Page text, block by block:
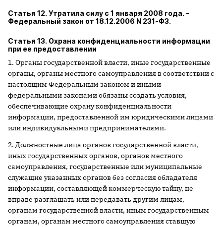
Статья 12. Утратила силу с 1 января 2008 года. -
Федеральный закон от 18.12.2006 N 231-ФЗ.
Статья 13. Охрана конфиденциальности информации
при ее предоставлении
1. Органы государственной власти, иные государственные
органы, органы местного самоуправления в соответствии с
настоящим Федеральным законом и иными
федеральными законами обязаны создать условия,
обеспечивающие охрану конфиденциальности
информации, предоставленной им юридическими лицами
или индивидуальными предпринимателями.
2. Должностные лица органов государственной власти,
иных государственных органов, органов местного
самоуправления, государственные или муниципальные
служащие указанных органов без согласия обладателя
информации, составляющей коммерческую тайну, не
вправе разглашать или передавать другим лицам,
органам государственной власти, иным государственным
органам, органам местного самоуправления ставшую